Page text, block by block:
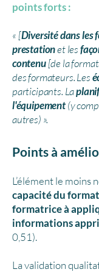
points forts : ​
« [Diversité dans les
prestationet les
contenu[de la
des formateurs. Les
participants. La
l'équipement(y
autres) ».
Points à
L’élément le moins
capacité du
formatriceà
informations
0,51).
La validation